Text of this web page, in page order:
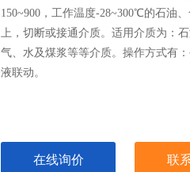
150~900，工作温度-28~300℃的石油
上，切断或接通介质。适用介质为：
气、水及煤浆等等介质。操作方式有
液联动。
在线询价 联